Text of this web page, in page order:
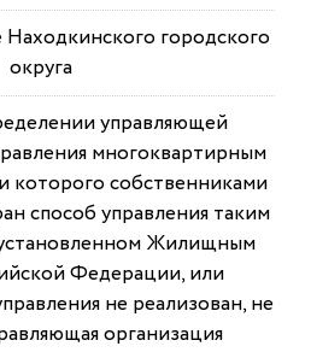
городского
округа
управляющей
многоквартирным
собственниками
способ управления таким
Жилищным
Федерации, или
не реализован, не
организация